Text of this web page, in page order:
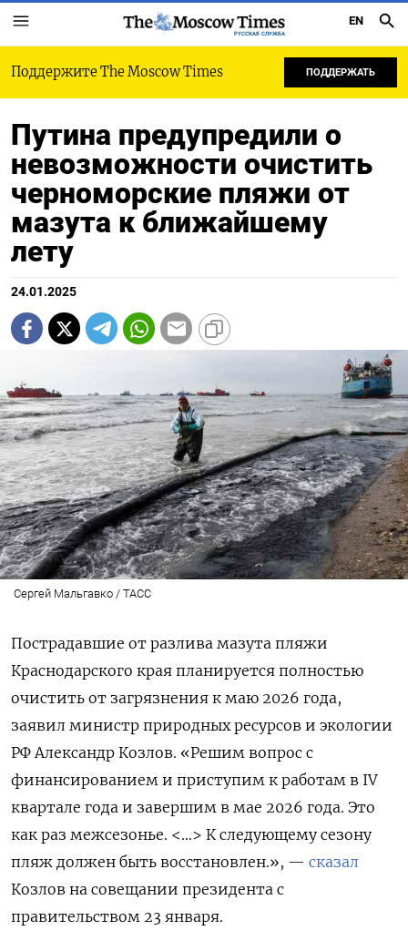
РУССКАЯ СЛУЖБА
EN
Поддержите The Moscow Times ПОДДЕРЖАТЬ
Путина предупредили о
невозможности очистить
черноморские пляжи от
мазута к ближайшему
лету
24.01.2025
Сергей Мальгавко / ТАСС
Пострадавшие от разлива мазута пляжи
Краснодарского края планируется полностью
очистить от загрязнения к маю 2026 года,
заявил министр природных ресурсов и экологии
РФ Александр Козлов. «Решим вопрос с
финансированием и приступим к работам в IV
квартале года и завершим в мае 2026 года. Это
как раз межсезонье. <…> К следующему сезону
пляж должен быть восстановлен.», — сказал
Козлов на совещании президента с
правительством 23 января.